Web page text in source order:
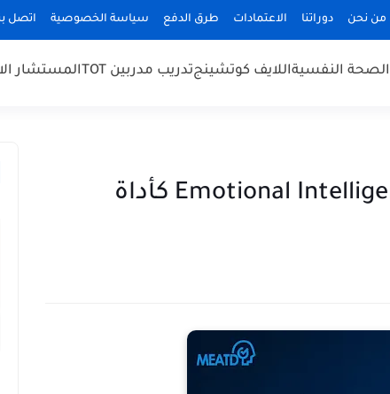
من نحن دوراتنا الاعتمادات طرق الدفع سياسة الخصوصية اتصل
الصحة النفسيةاللايف كوتشينجتدريب مدربين TOT المستشار
كيف تستخدم الذكاء العاطفي Emotional Intelligence كأداة